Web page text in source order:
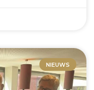
NIEUWS